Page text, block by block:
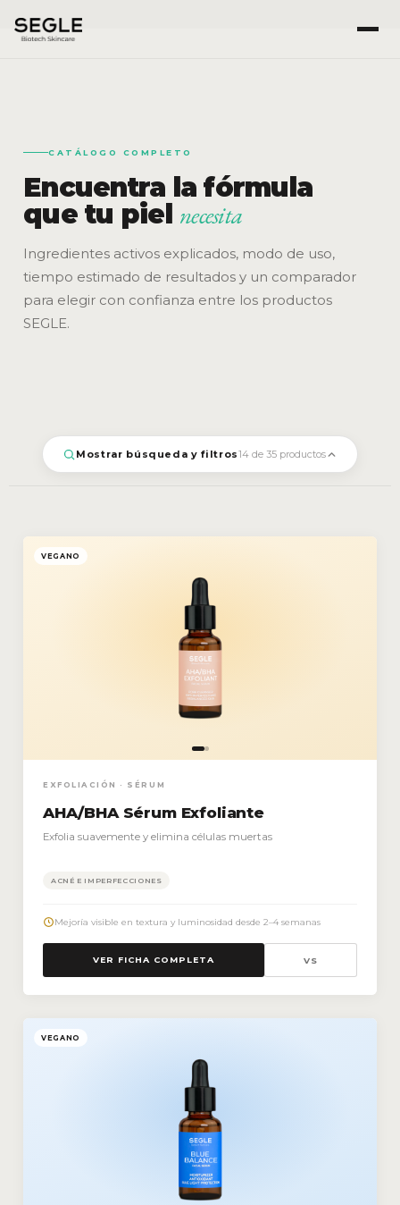
CATÁLOGO COMPLETO
Encuentra la fórmula
que tu piel necesita
Ingredientes activos explicados, modo de uso,
tiempo estimado de resultados y un comparador
para elegir con confianza entre los productos
SEGLE.
Mostrar búsqueda y filtros14 de 35 productos
VEGANO
EXFOLIACIÓN · SÉRUM
AHA/BHA Sérum Exfoliante
Exfolia suavemente y elimina células muertas
ACNÉ E IMPERFECCIONES
Mejoría visible en textura y luminosidad desde 2–4 semanas
VER FICHA COMPLETA VS
VEGANO